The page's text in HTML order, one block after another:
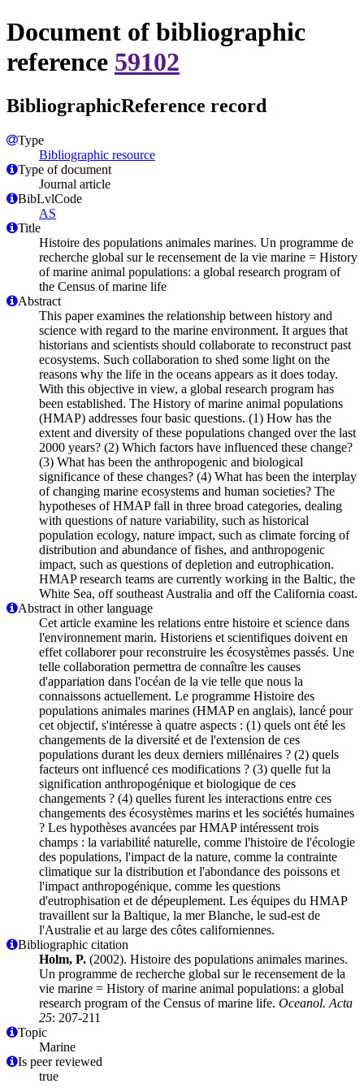
Document of bibliographic
reference 59102
BibliographicReference record
Type
Bibliographic resource
Type of document
Journal article
BibLvlCode
AS
Title
Histoire des populations animales marines. Un programme de
recherche global sur le recensement de la vie marine = History
of marine animal populations: a global research program of
the Census of marine life
Abstract
This paper examines the relationship between history and
science with regard to the marine environment. It argues that
historians and scientists should collaborate to reconstruct past
ecosystems. Such collaboration to shed some light on the
reasons why the life in the oceans appears as it does today.
With this objective in view, a global research program has
been established. The History of marine animal populations
(HMAP) addresses four basic questions. (1) How has the
extent and diversity of these populations changed over the last
2000 years? (2) Which factors have influenced these change?
(3) What has been the anthropogenic and biological
significance of these changes? (4) What has been the interplay
of changing marine ecosystems and human societies? The
hypotheses of HMAP fall in three broad categories, dealing
with questions of nature variability, such as historical
population ecology, nature impact, such as climate forcing of
distribution and abundance of fishes, and anthropogenic
impact, such as questions of depletion and eutrophication.
HMAP research teams are currently working in the Baltic, the
White Sea, off southeast Australia and off the California coast.
Abstract in other language
Cet article examine les relations entre histoire et science dans
l'environnement marin. Historiens et scientifiques doivent en
effet collaborer pour reconstruire les écosystèmes passés. Une
telle collaboration permettra de connaître les causes
d'appariation dans l'océan de la vie telle que nous la
connaissons actuellement. Le programme Histoire des
populations animales marines (HMAP en anglais), lancé pour
cet objectif, s'intéresse à quatre aspects : (1) quels ont été les
changements de la diversité et de l'extension de ces
populations durant les deux derniers millénaires ? (2) quels
facteurs ont influencé ces modifications ? (3) quelle fut la
signification anthropogénique et biologique de ces
changements ? (4) quelles furent les interactions entre ces
changements des écosystèmes marins et les sociétés humaines
? Les hypothèses avancées par HMAP intéressent trois
champs : la variabilité naturelle, comme l'histoire de l'écologie
des populations, l'impact de la nature, comme la contrainte
climatique sur la distribution et l'abondance des poissons et
l'impact anthropogénique, comme les questions
d'eutrophisation et de dépeuplement. Les équipes du HMAP
travaillent sur la Baltique, la mer Blanche, le sud-est de
l'Australie et au large des côtes californiennes.
Bibliographic citation
Holm, P. (2002). Histoire des populations animales marines.
Un programme de recherche global sur le recensement de la
vie marine = History of marine animal populations: a global
research program of the Census of marine life. Oceanol. Acta
25: 207-211
Topic
Marine
Is peer reviewed
true